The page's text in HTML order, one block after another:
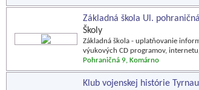
Základná škola Ul.
Školy
Základná škola - uplatňovanie
výukových CD programov,
Pohraničná 9, Komárno
Klub vojenskej histórie Tyrnau